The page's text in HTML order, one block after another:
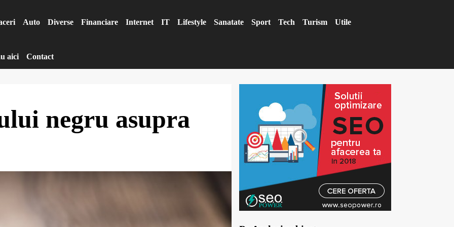
Auto Diverse Financiare Internet IT Lifestyle Sanatate Sport Tech Turism Utile
aici Contact
negru asupra